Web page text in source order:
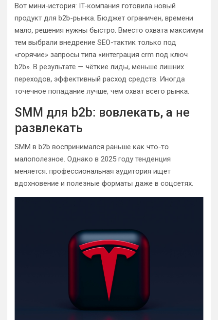
Вот мини-история: IT-компания готовила новый
продукт для b2b-рынка. Бюджет ограничен, времени
мало, решения нужны быстро. Вместо охвата максимум
тем выбрали внедрение SEO-тактик только под
«горячие» запросы типа «интеграция crm под ключ
b2b». В результате — чёткие лиды, меньше лишних
переходов, эффективный расход средств. Иногда
точечное попадание лучше, чем охват всего рынка.
SMM для b2b: вовлекать, а не
развлекать
SMM в b2b воспринимался раньше как что-то
малополезное. Однако в 2025 году тенденция
меняется: профессиональная аудитория ищет
вдохновение и полезные форматы даже в соцсетях.